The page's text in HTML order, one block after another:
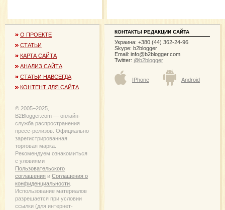
О ПРОЕКТЕ
СТАТЬИ
КАРТА САЙТА
АНАЛИЗ САЙТА
СТАТЬИ НАВСЕГДА
КОНТЕНТ ДЛЯ САЙТА
© 2005−2025,
B2Blogger.com — онлайн-
служба распространения
пресс-релизов. Официально
зарегистрированная
торговая марка.
Рекомендуем ознакомиться
с уловиями
Пользовательского
соглашения и Соглашения о
конфиденциальности
Использование материалов
разрешается при условии
ссылки (для интернет-
КОНТАКТЫ РЕДАКЦИИ САЙТА
Украина: +380 (44) 362-24-96
Skype: b2blogger
Email: info@b2blogger.com
Twitter: @b2blogger
IPhone Android